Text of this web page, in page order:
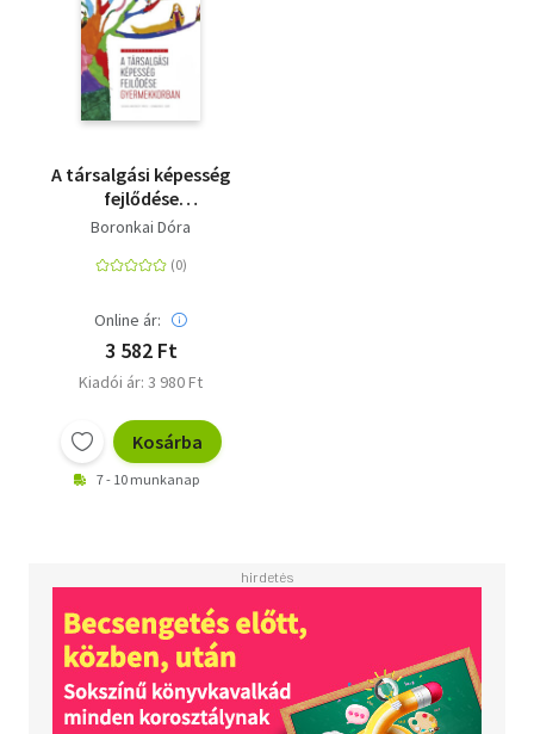
A társalgási képesség
fejlődése
gyermekkorban
Boronkai Dóra
Online ár:
3 582 Ft
Kiadói ár: 3 980 Ft
Kosárba
7 - 10 munkanap